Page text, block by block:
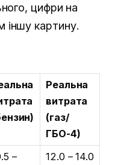
цифри на
іншу картину.
Реальна
витрата
(газ/
ГБО-4)
–
12.0 – 14.0